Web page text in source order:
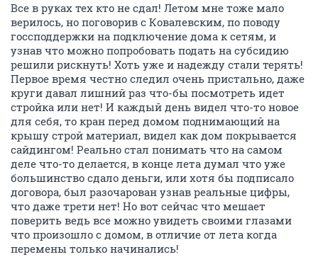
Все в руках тех кто не сдал! Летом мне тоже мало
верилось, но поговорив с Ковалевским, по поводу
госсподдержки на подключение дома к сетям, и
узнав что можно попробовать подать на субсидию
решили рискнуть! Хоть уже и надежду стали терять!
Первое время честно следил очень пристально, даже
круги давал лишний раз что-бы посмотреть идет
стройка или нет! И каждый день видел что-то новое
для себя, то кран перед домом поднимающий на
крышу строй материал, видел как дом покрывается
сайдингом! Реально стал понимать что на самом
деле что-то делается, в конце лета думал что уже
большинство сдало деньги, или хотя бы подписало
договора, был разочарован узнав реальные цифры,
что даже трети нет! Но вот сейчас что мешает
поверить ведь все можно увидеть своими глазами
что произошло с домом, в отличие от лета когда
перемены только начинались!